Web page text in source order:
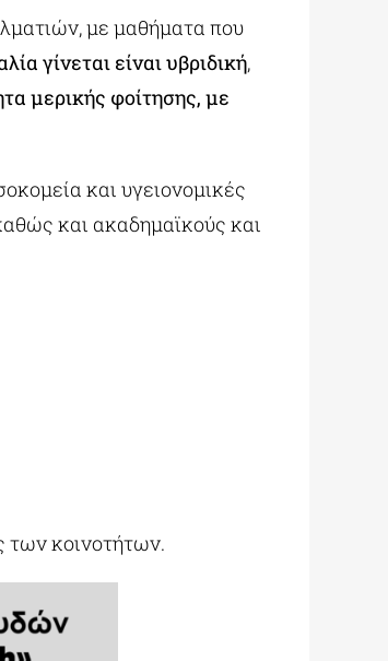
με μαθήματα που
γίνεται είναι υβριδική,
μερικής φοίτησης, με
και υγειονομικές
και ακαδημαϊκούς και
των κοινοτήτων.